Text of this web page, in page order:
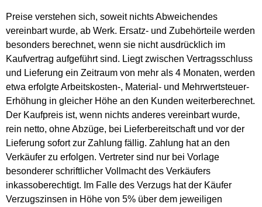
Preise verstehen sich, soweit nichts Abweichendes
vereinbart wurde, ab Werk. Ersatz- und Zubehörteile werden
besonders berechnet, wenn sie nicht ausdrücklich im
Kaufvertrag aufgeführt sind. Liegt zwischen Vertragsschluss
und Lieferung ein Zeitraum von mehr als 4 Monaten, werden
etwa erfolgte Arbeitskosten-, Material- und Mehrwertsteuer-
Erhöhung in gleicher Höhe an den Kunden weiterberechnet.
Der Kaufpreis ist, wenn nichts anderes vereinbart wurde,
rein netto, ohne Abzüge, bei Lieferbereitschaft und vor der
Lieferung sofort zur Zahlung fällig. Zahlung hat an den
Verkäufer zu erfolgen. Vertreter sind nur bei Vorlage
besonderer schriftlicher Vollmacht des Verkäufers
inkassoberechtigt. Im Falle des Verzugs hat der Käufer
Verzugszinsen in Höhe von 5% über dem jeweiligen